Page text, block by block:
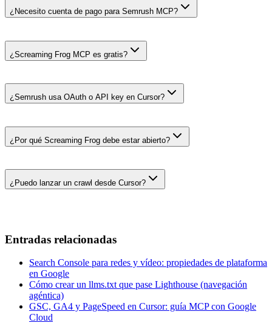
¿Necesito cuenta de pago para Semrush MCP?
¿Screaming Frog MCP es gratis?
¿Semrush usa OAuth o API key en Cursor?
¿Por qué Screaming Frog debe estar abierto?
¿Puedo lanzar un crawl desde Cursor?
Entradas relacionadas
Search Console para redes y vídeo: propiedades de plataforma
en Google
Cómo crear un llms.txt que pase Lighthouse (navegación
agéntica)
GSC, GA4 y PageSpeed en Cursor: guía MCP con Google
Cloud